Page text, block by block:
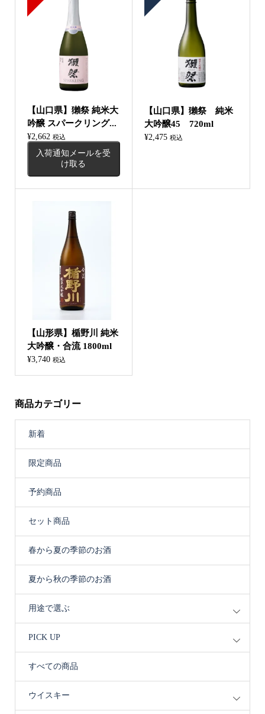
【山口県】獺祭 純米大
吟醸 スパークリング...
¥2,662 税込
入荷通知メールを受
け取る
【山口県】獺祭 純米
大吟醸45 720ml
¥2,475 税込
【山形県】楯野川 純米
大吟醸・合流 1800ml
¥3,740 税込
商品カテゴリー
新着
限定商品
予約商品
セット商品
春から夏の季節のお酒
夏から秋の季節のお酒
用途で選ぶ
PICK UP
すべての商品
ウイスキー